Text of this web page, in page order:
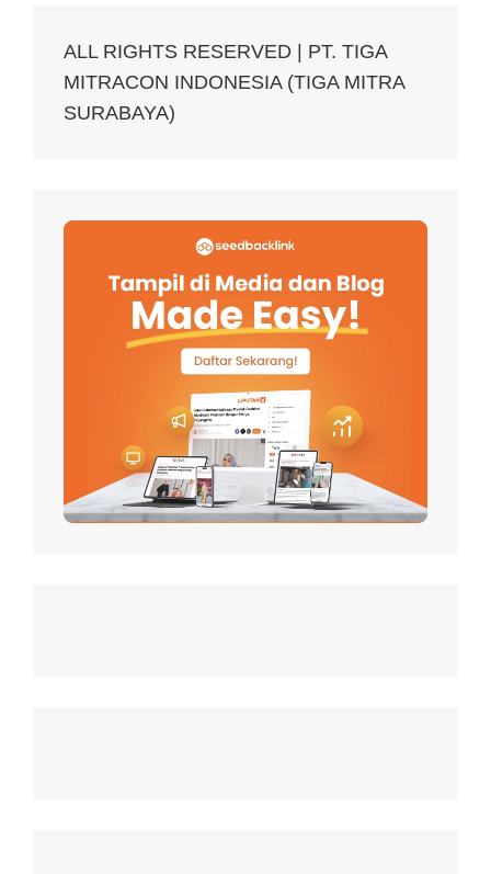
ALL RIGHTS RESERVED | PT. TIGA
MITRACON INDONESIA (TIGA MITRA
SURABAYA)